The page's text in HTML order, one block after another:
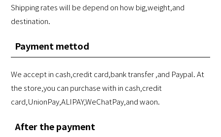
Shipping rates will be depend on how big,weight,and
destination.
Payment mettod
We accept in cash,credit card,bank transfer ,and Paypal. At
the store,you can purchase with in cash,credit
card,UnionPay,ALIPAY,WeChatPay,and waon.
After the payment